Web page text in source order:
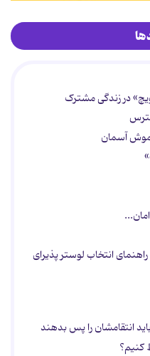
در زندگی مشترک
آسمان
انتخاب لوستر پذیرای
کنیم؟